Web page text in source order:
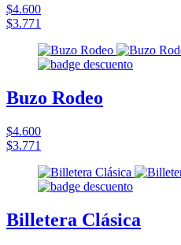
$4.600
$3.771
Buzo Rodeo
$4.600
$3.771
Billetera Clásica